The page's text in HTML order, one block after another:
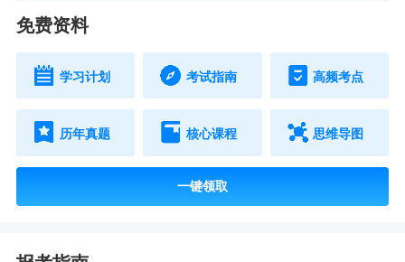
免费资料
学习计划 考试指南 高频考点
历年真题 核心课程 思维导图
一键领取